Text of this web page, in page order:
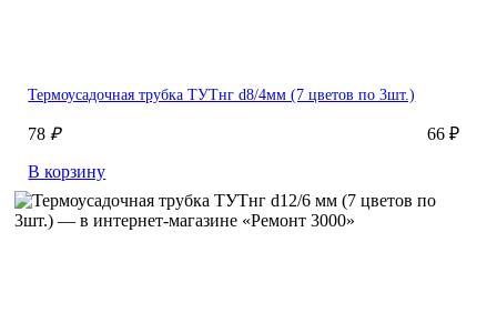
Термоусадочная трубка ТУТнг d8/4мм (7 цветов по 3шт.)
78₽
66 ₽
В корзину